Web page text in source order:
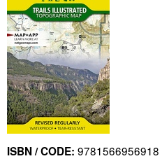
ISBN / CODE: 9781566956918